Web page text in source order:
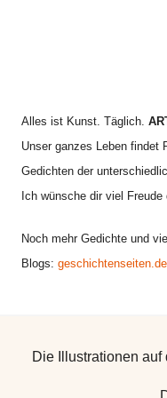
Alles ist Kunst. Täglich.
Unser ganzes Leben findet
Gedichten der
Ich wünsche dir viel Freude
Noch mehr Gedichte und
Blogs: geschichtenseiten.de
Die Illustrationen